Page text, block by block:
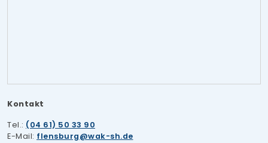
Kontakt
Tel.: (04 61) 50 33 90
E-Mail: flensburg wak-sh.de